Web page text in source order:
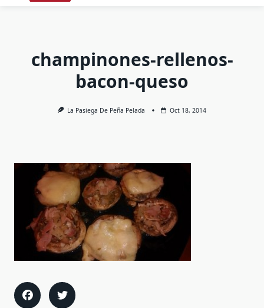
champinones-rellenos-
bacon-queso
La Pasiega De Peña Pelada Oct 18, 2014